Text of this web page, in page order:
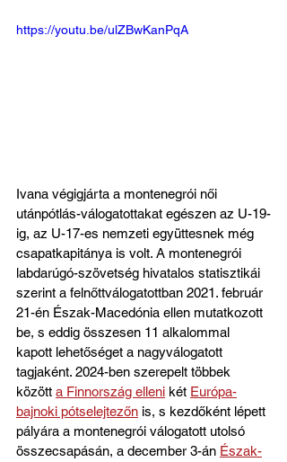
https://youtu.be/ulZBwKanPqA
Ivana végigjárta a montenegrói női
utánpótlás-válogatottakat egészen az U-19-
ig, az U-17-es nemzeti együttesnek még
csapatkapitánya is volt. A montenegrói
labdarúgó-szövetség hivatalos statisztikái
szerint a felnőttválogatottban 2021. február
21-én Észak-Macedónia ellen mutatkozott
be, s eddig összesen 11 alkalommal
kapott lehetőséget a nagyválogatott
tagjaként. 2024-ben szerepelt többek
között a Finnország elleni két Európa-
bajnoki pótselejtezőn is, s kezdőként lépett
pályára a montenegrói válogatott utolsó
összecsapásán, a december 3-án Észak-